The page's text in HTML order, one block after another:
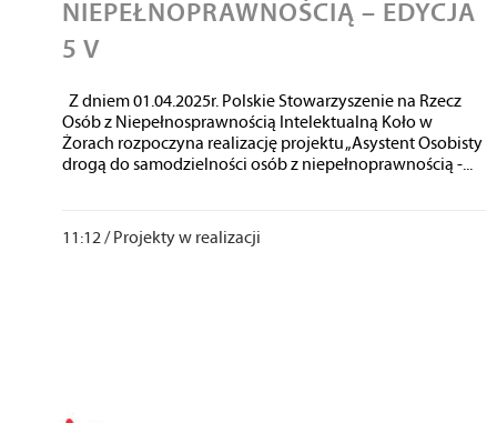
NIEPEŁNOPRAWNOŚCIĄ – EDYCJA
5 V
Z dniem 01.04.2025r. Polskie Stowarzyszenie na Rzecz
Osób z Niepełnosprawnością Intelektualną Koło w
Żorach rozpoczyna realizację projektu „Asystent Osobisty
drogą do samodzielności osób z niepełnoprawnością -...
11:12 / Projekty w realizacji